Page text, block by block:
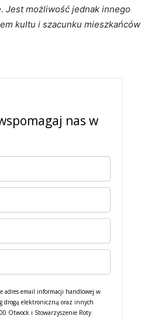
Jest możliwość jednak innego
kultu i szacunku mieszkańców
nas w
adres email informacji handlowej w
drogą elektroniczną oraz innych
Otwock i Stowarzyszenie Roty